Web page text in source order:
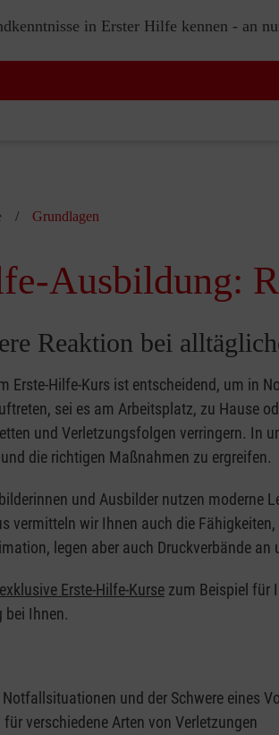
in Erster Hilfe kennen - an
Grundlagen
Ausbildung:
Reaktion bei
Erste-Hilfe-Kurs ist entscheidend, um in
sei es am Arbeitsplatz, zu Hause
und Verletzungsfolgen verringern. In
die richtigen Maßnahmen zu ergreifen.
und Ausbilder nutzen
vermitteln wir Ihnen auch die
legen aber auch Druckverbände an
exklusive Erste-Hilfe-Kurse zum Beispiel für
bei Ihnen.
und der Schwere eines
verschiedene Arten von Verletzungen